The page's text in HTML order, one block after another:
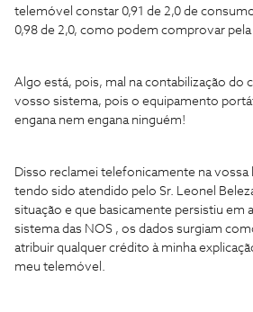
telemóvel constar 0,91 de 2,0 de
0,98 de 2,0, como podem comprovar
Algo está, pois, mal na contabilização do
vosso sistema, pois o equipamento
engana nem engana ninguém!
Disso reclamei telefonicamente na vossa
tendo sido atendido pelo Sr. Leonel
situação e que basicamente persistiu em
sistema das NOS , os dados surgiam
atribuir qualquer crédito à minha
meu telemóvel.